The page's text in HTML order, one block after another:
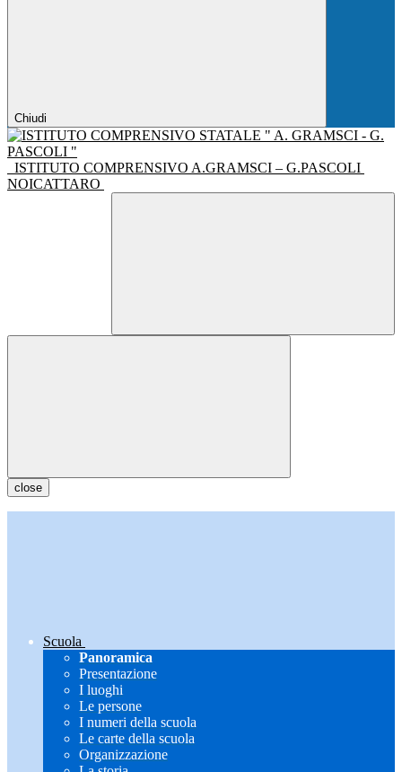
Chiudi
ISTITUTO COMPRENSIVO A.GRAMSCI – G.PASCOLI
NOICATTARO
close
Scuola
Panoramica
Presentazione
I luoghi
Le persone
I numeri della scuola
Le carte della scuola
Organizzazione